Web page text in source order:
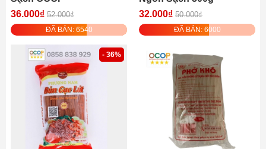
36.000₫ 52.000₫
ĐÃ BÁN: 6540
32.000₫ 50.000₫
ĐÃ BÁN: 6000
- 36%